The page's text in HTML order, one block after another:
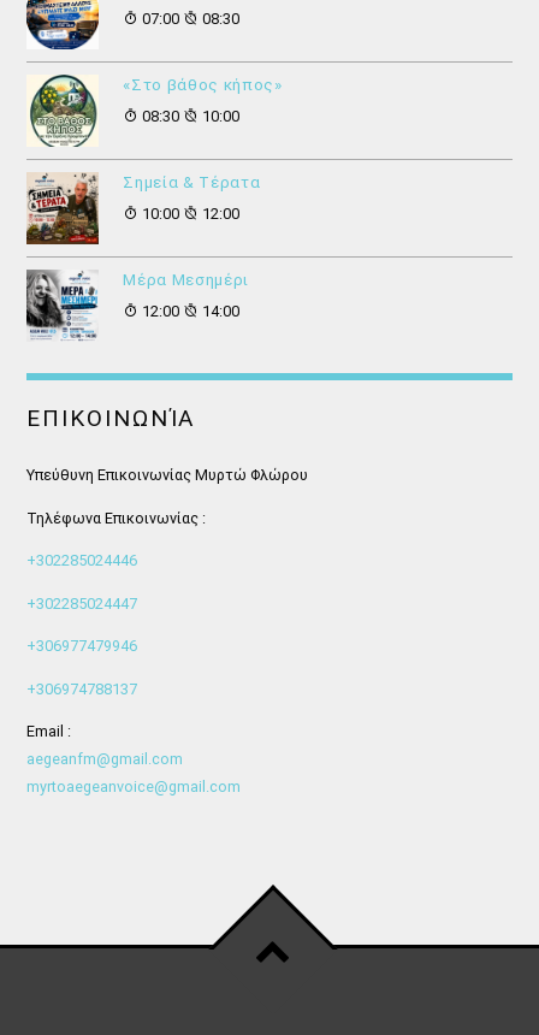
07:00
08:30
«Στο βάθος κήπος»
08:30
10:00
Σημεία & Τέρατα
10:00
12:00
Μέρα Μεσημέρι
12:00
14:00
ΕΠΙΚΟΙΝΩΝΊΑ
Υπεύθυνη Επικοινωνίας Μυρτώ Φλώρου
Τηλέφωνα Επικοινωνίας :
+302285024446
+302285024447
+306977479946
+306974788137
Email :
aegeanfm@gmail.com
myrtoaegeanvoice@gmail.com